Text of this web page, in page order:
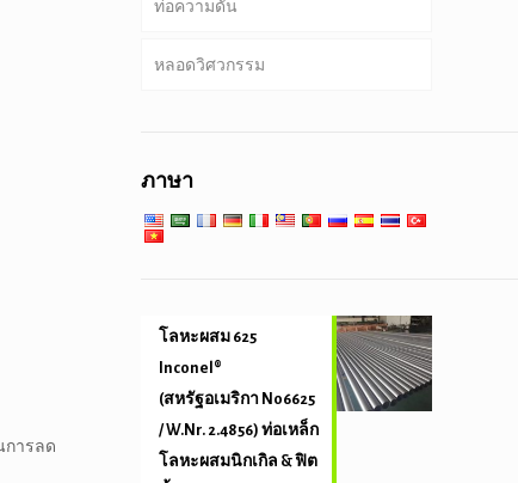
การลด
เจาะท่อน้ำหนักหนัก & เจาะคอ
บริการพิเศษและการเคลือบ & ท่อ
กลม, สแควร์ & ท่อสี่เหลี่ยม
ท่อชุบสังกะสี
ท่อความดัน
หม้อไอน้ำ, แลกเปลี่ยนความร้อน,
บริการที่อุณหภูมิต่ำสูง
หลอดวิศวกรรม
วิศวกรรมและความแม่นยำหลอด
ภาษา
โลหะผสม 625
Inconel®
(สหรัฐอเมริกา N06625
/ W.Nr. 2.4856) ท่อเหล็ก
โลหะผสมนิกเกิล & ฟิต